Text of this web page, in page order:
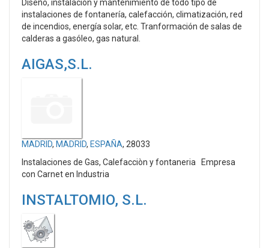
Diseño, instalación y mantenimiento de todo tipo de
instalaciones de fontanería, calefacción, climatización, red
de incendios, energía solar, etc. Tranformación de salas de
calderas a gasóleo, gas natural.
AIGAS,S.L.
MADRID, MADRID, ESPAÑA, 28033
Instalaciones de Gas, Calefacciòn y fontaneria Empresa
con Carnet en Industria
INSTALTOMIO, S.L.